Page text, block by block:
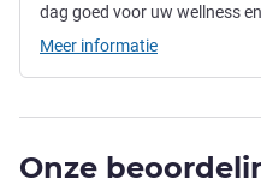
dag goed voor uw wellness
Meer informatie
Onze